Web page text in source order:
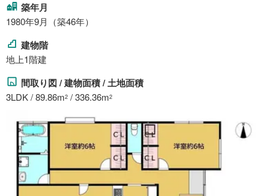
築年月
1980年9月（築46年）
建物階
地上1階建
間取り図 / 建物面積 / 土地面積
3LDK / 89.86m2 / 336.36m2